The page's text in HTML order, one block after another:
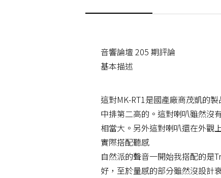
音響論壇 205 期評論
基本描述
這對MK-RT1是國產廠商茂凱的
中排第二高的。這對喇叭雖然沒
相當大。另外這對喇叭還在外觀
實際搭配聽感
自然派的聲音一開始我搭配的是
好，至於量感的部分雖然沒設計